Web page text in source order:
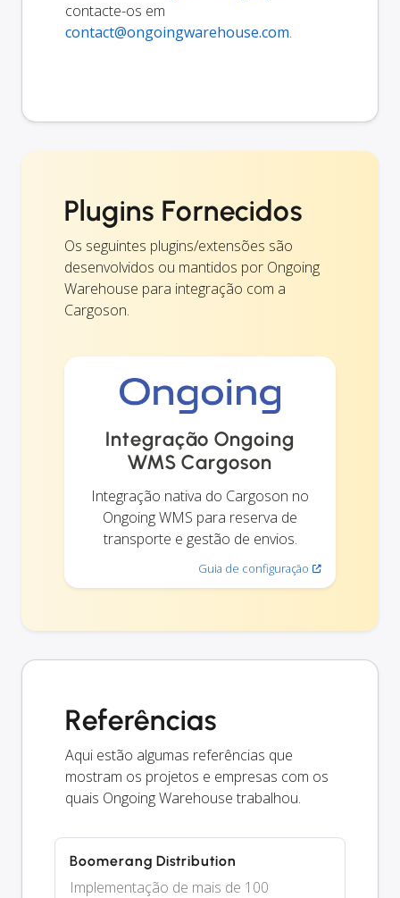
contacte-os em
contact@ongoingwarehouse.com.
Plugins Fornecidos
Os seguintes plugins/extensões são
desenvolvidos ou mantidos por Ongoing
Warehouse para integração com a
Cargoson.
Integração Ongoing
WMS Cargoson
Integração nativa do Cargoson no
Ongoing WMS para reserva de
transporte e gestão de envios.
Guia de configuração
Referências
Aqui estão algumas referências que
mostram os projetos e empresas com os
quais Ongoing Warehouse trabalhou.
Boomerang Distribution
Implementação de mais de 100